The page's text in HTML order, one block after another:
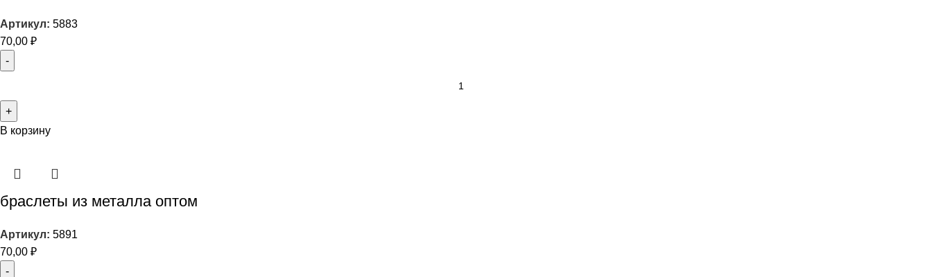
Артикул: 5883
70,00 ₽
В корзину
браслеты из металла оптом
Артикул: 5891
70,00 ₽